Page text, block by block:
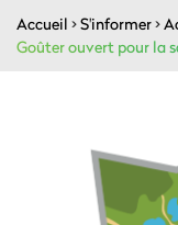
Accueil >S'informer>
Goûter ouvert pour la